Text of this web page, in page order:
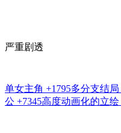
严重剧透
单女主角 +1795多分支结局
公 +7345高度动画化的立绘